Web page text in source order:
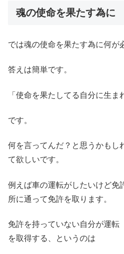
魂の使命を果たす為に
では魂の使命を果たす為に何が
答えは簡単です。
「使命を果たしてる自分に生ま
です。
何を言ってんだ？と思うかもし
て欲しいです。
例えば車の運転がしたいけど免
所に通って免許を取ります。
免許を持っていない自分が運転
を取得する、というのは